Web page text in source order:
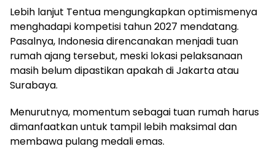
Lebih lanjut Tentua mengungkapkan optimismenya
menghadapi kompetisi tahun 2027 mendatang.
Pasalnya, Indonesia direncanakan menjadi tuan
rumah ajang tersebut, meski lokasi pelaksanaan
masih belum dipastikan apakah di Jakarta atau
Surabaya.
Menurutnya, momentum sebagai tuan rumah harus
dimanfaatkan untuk tampil lebih maksimal dan
membawa pulang medali emas.